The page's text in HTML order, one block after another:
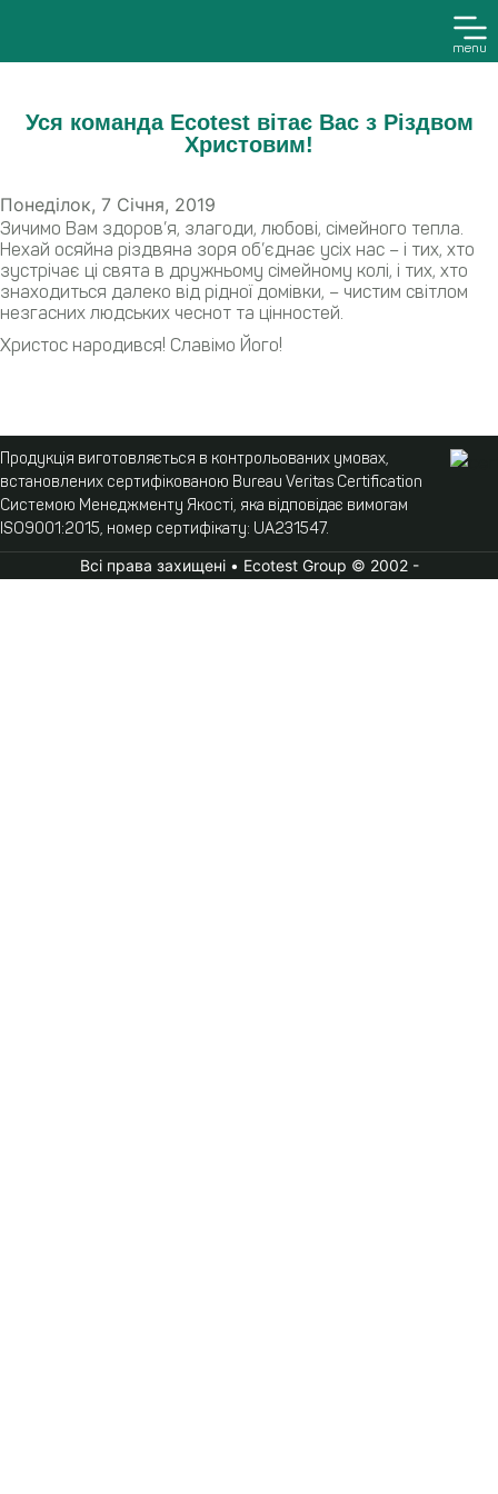
menu
Уся команда Ecotest вітає Вас з Різдвом
Христовим!
Понеділок, 7 Січня, 2019
Зичимо Вам здоров’я, злагоди, любові, сімейного тепла.
Нехай осяйна різдвяна зоря об’єднає усіх нас – і тих, хто
зустрічає ці свята в дружньому сімейному колі, і тих, хто
знаходиться далеко від рідної домівки, – чистим світлом
незгасних людських чеснот та цінностей.
Христос народився! Славімо Його!
Продукція виготовляється в контрольованих умовах,
встановлених сертифікованою Bureau Veritas Certification
Системою Менеджменту Якості, яка відповідає вимогам
ISO9001:2015, номер сертифікату: UA231547.
Всі права захищені • Ecotest Group © 2002 -